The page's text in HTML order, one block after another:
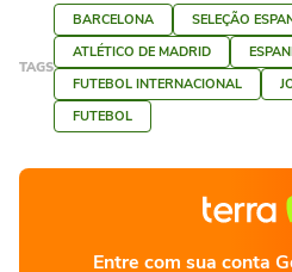
TAGS
BARCELONA
SELEÇÃO
ATLÉTICO DE MADRID
FUTEBOL INTERNACIONAL
FUTEBOL
Entre com sua conta